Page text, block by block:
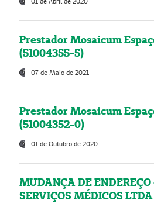
Prestador Mosaicum
(51004355-5)
07 de Maio de 2021
Prestador Mosaicum
(51004352-0)
01 de Outubro de 2020
MUDANÇA DE
SERVIÇOS MÉDICOS